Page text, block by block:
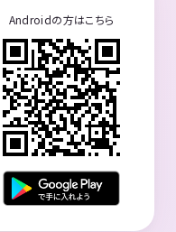
Androidの方はこちら